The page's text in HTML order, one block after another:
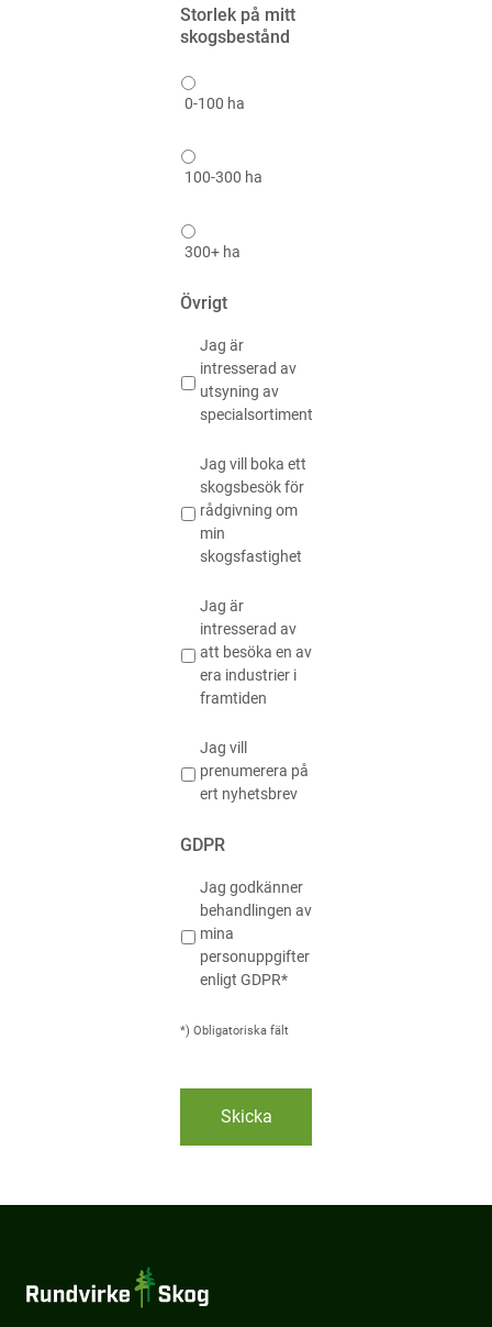
Storlek på mitt
skogsbestånd
0-100 ha
100-300 ha
300+ ha
Övrigt
Jag är
intresserad av
utsyning av
specialsortiment
Jag vill boka ett
skogsbesök för
rådgivning om
min
skogsfastighet
Jag är
intresserad av
att besöka en av
era industrier i
framtiden
Jag vill
prenumerera på
ert nyhetsbrev
GDPR
Jag godkänner
behandlingen av
mina
personuppgifter
enligt GDPR*
*) Obligatoriska fält